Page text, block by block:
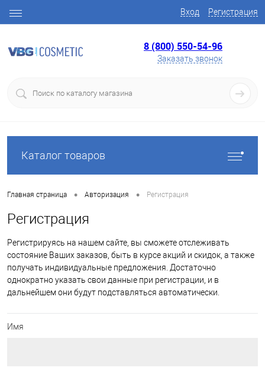
Вход Регистрация
8 (800) 550-54-96
Заказать звонок
Каталог товаров
Главная страница • Авторизация • Регистрация
Регистрация
Регистрируясь на нашем сайте, вы сможете отслеживать
состояние Ваших заказов, быть в курсе акций и скидок, а также
получать индивидуальные предложения. Достаточно
однократно указать свои данные при регистрации, и в
дальнейшем они будут подставляться автоматически.
Имя